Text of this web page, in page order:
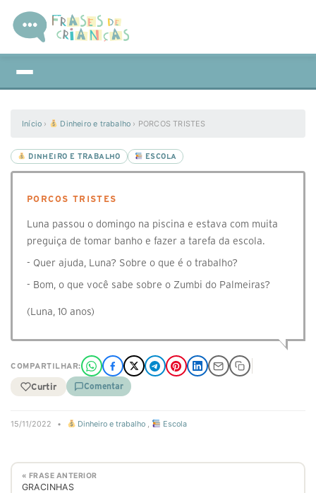
Início › Dinheiro e trabalho › PORCOS TRISTES
DINHEIRO E TRABALHO ESCOLA
PORCOS TRISTES
Luna passou o domingo na piscina e estava com muita
preguiça de tomar banho e fazer a tarefa da escola.
- Quer ajuda, Luna? Sobre o que é o trabalho?
- Bom, o que você sabe sobre o Zumbi do Palmeiras?
(Luna, 10 anos)
COMPARTILHAR:
Curtir Comentar
15/11/2022 • Dinheiro e trabalho , Escola
« FRASE ANTERIOR
GRACINHAS